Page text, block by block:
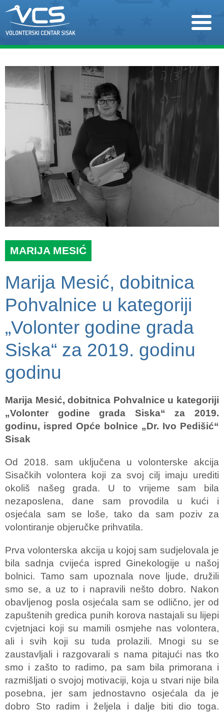
MARIJA MESIĆ
Marija Mesić, dobitnica
Pohvalnice u kategoriji
„Volonter godine grada
Siska“ za 2019. godinu
godinu
Marija Mesić, dobitnica Pohvalnice u kategoriji
„Volonter godine grada Siska“ za 2019.
godinu, ispred Opće bolnice „Dr. Ivo Pedišić“
Sisak
Od 2018. sam uključena u volonterske akcija
Sisačkih volontera koji za svoj cilj imaju urediti
okoliš našeg grada. U to vrijeme sam bila
nezaposlena, dane sam provodila u kući i
osjećala sam se loše, tako da sam poziv za
volontiranje objeručke prihvatila.
Prva volonterska akcija u kojoj sam sudjelovala je
bila sadnja cvijeća ispred Ginekologije u našoj
bolnici. Tamo sam upoznala nove ljude, družili
smo se, a uz to i napravili nešto dobro. Nakon
obavljenog posla osjećala sam se odlično, jer od
zapuštenih gredica punih korova nastajali su lijepi
cvjetnjaci koji su mamili osmjehe nas volontera,
ali i svih koji su tuda prolazili. Mnogi su se
zaustavljali i razgovarali s nama pitajući nas tko
smo i zašto to radimo, pa sam bila primorana i
razmišljati o svojoj motivaciji, koja u stvari nije bila
posebna, jer sam jednostavno osjećala da je
dobro Sto radim i željela i dalje biti dio toga.